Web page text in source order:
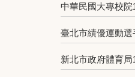
中華民國大專校
臺北市績優運動
新北市政府體育